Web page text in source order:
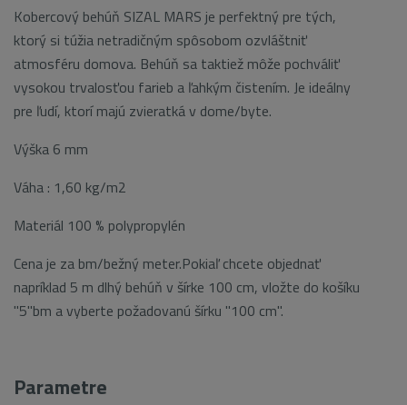
Kobercový behúň SIZAL MARS je perfektný pre tých,
ktorý si túžia netradičným spôsobom ozvláštniť
atmosféru domova. Behúň sa taktiež môže pochváliť
vysokou trvalosťou farieb a ľahkým čistením. Je ideálny
pre ľudí, ktorí majú zvieratká v dome/byte.
Výška 6 mm
Váha : 1,60 kg/m2
Materiál 100 % polypropylén
Cena je za bm/bežný meter.Pokiaľ chcete objednať
napríklad 5 m dlhý behúň v šírke 100 cm, vložte do košíku
"5"bm a vyberte požadovanú šírku "100 cm".
Parametre